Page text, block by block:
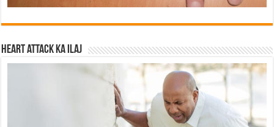
Heart attack ka ilaj